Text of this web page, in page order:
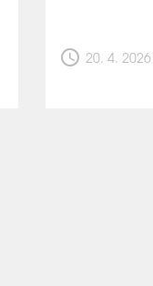
schedule 20. 4. 2026